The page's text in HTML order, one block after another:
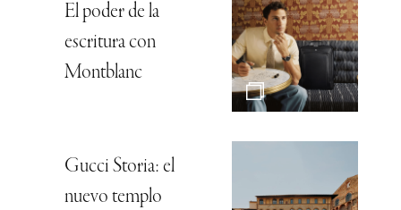
El poder de la
escritura con
Montblanc
Gucci Storia: el
nuevo templo